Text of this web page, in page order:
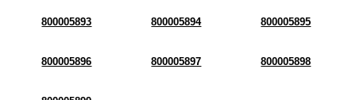
800005893 800005894 800005895
800005896 800005897 800005898